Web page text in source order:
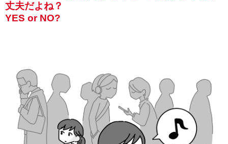
丈夫だよね？
YES or NO?